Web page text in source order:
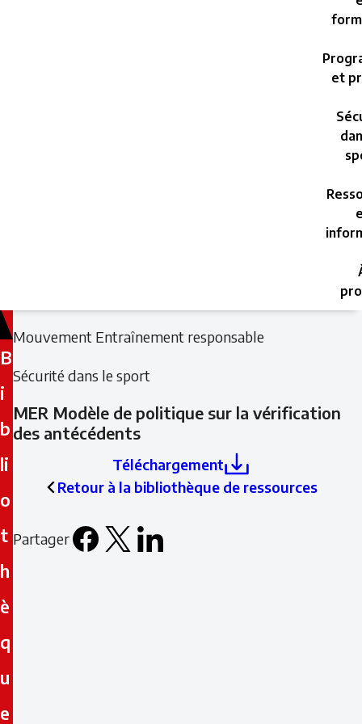
et
B
i
b
li
o
t
h
è
q
u
e
Filed
Filed
Mouvement Entraînement responsable
Sécurité dans le sport
MER Modèle de politique sur la vérification
des antécédents
Téléchargement
Retour à la bibliothèque de ressources
Partager
Facebook
X LinkedIn